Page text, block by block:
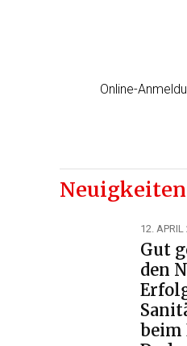
Online-
Neuigkeiten
12. APRIL
Gut
den
beim